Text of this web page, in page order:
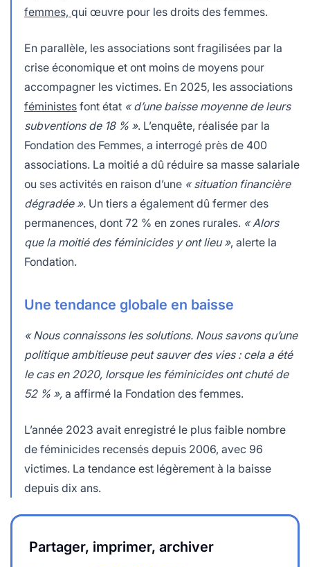
femmes, qui œuvre pour les droits des femmes.
En parallèle, les associations sont fragilisées par la
crise économique et ont moins de moyens pour
accompagner les victimes. En 2025, les associations
féministes font état « d’une baisse moyenne de leurs
subventions de 18 % ». L’enquête, réalisée par la
Fondation des Femmes, a interrogé près de 400
associations. La moitié a dû réduire sa masse salariale
ou ses activités en raison d’une « situation financière
dégradée ». Un tiers a également dû fermer des
permanences, dont 72 % en zones rurales. « Alors
que la moitié des féminicides y ont lieu », alerte la
Fondation.
Une tendance globale en baisse
« Nous connaissons les solutions. Nous savons qu’une
politique ambitieuse peut sauver des vies : cela a été
le cas en 2020, lorsque les féminicides ont chuté de
52 % », a affirmé la Fondation des femmes.
L’année 2023 avait enregistré le plus faible nombre
de féminicides recensés depuis 2006, avec 96
victimes. La tendance est légèrement à la baisse
depuis dix ans.
Partager, imprimer, archiver